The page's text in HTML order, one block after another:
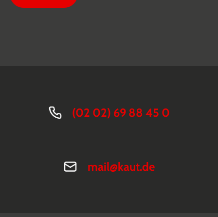
(02 02) 69 88 45 0
mail@kaut.de